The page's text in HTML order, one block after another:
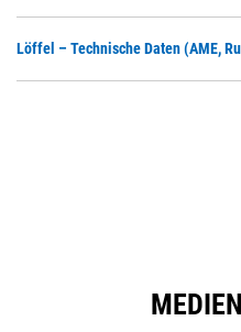
Löffel – Technische Daten (AME,